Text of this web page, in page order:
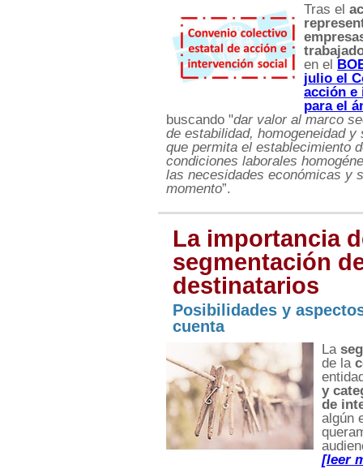
Tras el
en el
julio el
acción e
para el
buscando "dar valor al marco
de estabilidad, homogeneidad
que permita el establecimiento
condiciones laborales
las necesidades económicas y
momento”.
La importancia
segmentación
destinatarios
Posibilidades y
cuenta
La
de la
y
de
algún
[leer